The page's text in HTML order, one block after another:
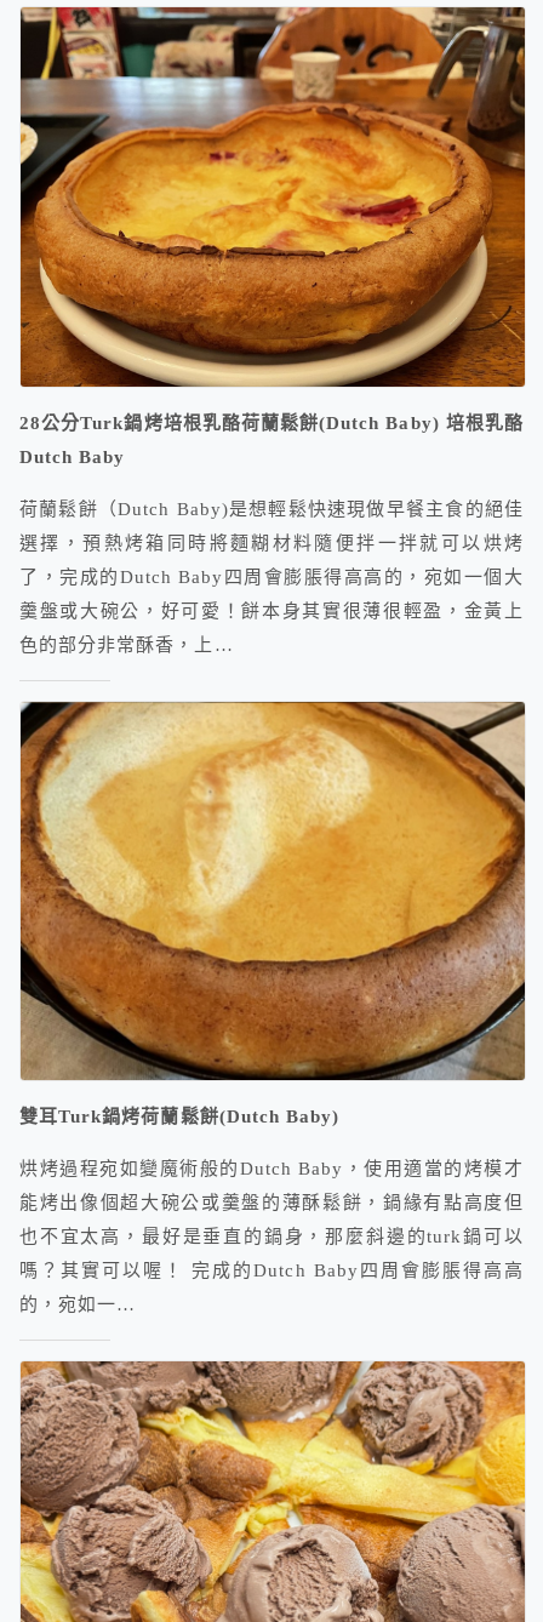
28公分Turk鍋烤培根乳酪荷蘭鬆餅(Dutch Baby) 培根乳酪
Dutch Baby
荷蘭鬆餅（Dutch Baby)是想輕鬆快速現做早餐主食的絕佳
選擇，預熱烤箱同時將麵糊材料隨便拌一拌就可以烘烤
了，完成的Dutch Baby四周會膨脹得高高的，宛如一個大
羹盤或大碗公，好可愛！餅本身其實很薄很輕盈，金黃上
色的部分非常酥香，上…
雙耳Turk鍋烤荷蘭鬆餅(Dutch Baby)
烘烤過程宛如變魔術般的Dutch Baby，使用適當的烤模才
能烤出像個超大碗公或羹盤的薄酥鬆餅，鍋緣有點高度但
也不宜太高，最好是垂直的鍋身，那麼斜邊的turk鍋可以
嗎？其實可以喔！ 完成的Dutch Baby四周會膨脹得高高
的，宛如一…